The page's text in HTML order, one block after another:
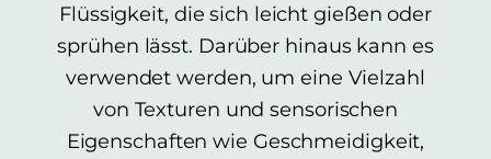
Flüssigkeit, die sich leicht gießen oder
sprühen lässt. Darüber hinaus kann es
verwendet werden, um eine Vielzahl
von Texturen und sensorischen
Eigenschaften wie Geschmeidigkeit,